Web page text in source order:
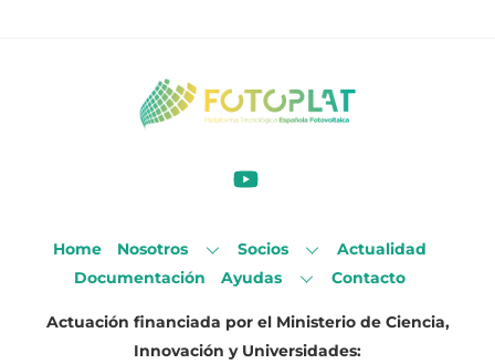
Home Nosotros Socios
Actualidad
Documentación
Ayudas Contacto
Actuación financiada por el Ministerio de Ciencia,
Innovación y Universidades: